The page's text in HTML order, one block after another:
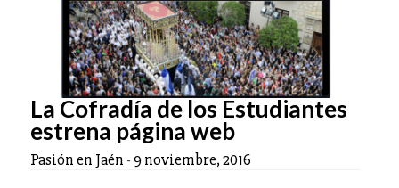
La Cofradía de los Estudiantes
estrena página web
Pasión en Jaén -9 noviembre, 2016